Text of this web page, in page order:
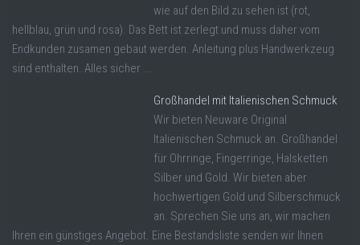
wie auf den Bild zu sehen ist (rot,
hellblau, grün und rosa). Das Bett ist zerlegt und muss daher vom
Endkunden zusamen gebaut werden. Anleitung plus Handwerkzeug
sind enthalten. Alles sicher ...
Großhandel mit Italienischen Schmuck
Wir bieten Neuware Original
Italienischen Schmuck an. Großhandel
für Ohrringe, Fingerringe, Halsketten
Silber und Gold. Wir bieten aber
hochwertigen Gold und Silberschmuck
an. Sprechen Sie uns an, wir machen
Ihren ein günstiges Angebot. Eine Bestandsliste senden wir Ihnen